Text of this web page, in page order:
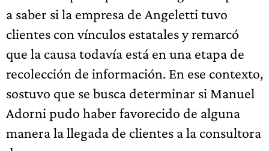
a saber si la empresa de Angeletti tuvo
clientes con vínculos estatales y remarcó
que la causa todavía está en una etapa de
recolección de información. En ese contexto,
sostuvo que se busca determinar si Manuel
Adorni pudo haber favorecido de alguna
manera la llegada de clientes a la consultora